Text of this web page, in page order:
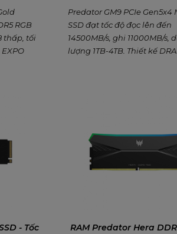
RGB
thấp, tối
Predator GM9 PCIe Gen5x4
SSD đạt tốc độ đọc lên đến
14500MB/s, ghi 11000MB/s,
lượng 1TB-4TB. Thiết kế
- Tốc
RAM Predator Hera